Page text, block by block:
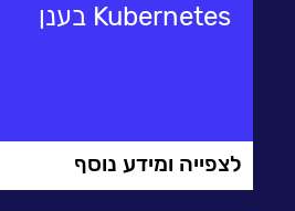
Kubernetes בענן
לצפייה ומידע נוסף